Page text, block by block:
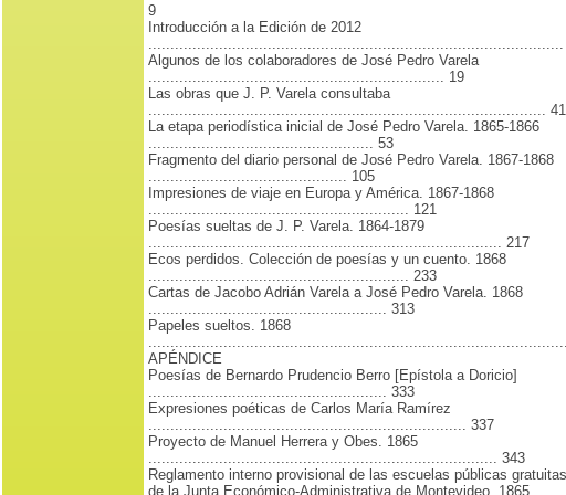
9
Introducción a la Edición de 2012
..............................................................................................
Algunos de los colaboradores de José Pedro Varela
................................................................... 19
Las obras que J. P. Varela consultaba
.......................................................................................... 41
La etapa periodística inicial de José Pedro Varela. 1865-1866
................................................... 53
Fragmento del diario personal de José Pedro Varela. 1867-1868
............................................. 105
Impresiones de viaje en Europa y América. 1867-1868
........................................................... 121
Poesías sueltas de J. P. Varela. 1864-1879
................................................................................ 217
Ecos perdidos. Colección de poesías y un cuento. 1868
........................................................... 233
Cartas de Jacobo Adrián Varela a José Pedro Varela. 1868
...................................................... 313
Papeles sueltos. 1868
APÉNDICE
Poesías de Bernardo Prudencio Berro [Epístola a Doricio]
...................................................... 333
Expresiones poéticas de Carlos María Ramírez
........................................................................ 337
Proyecto de Manuel Herrera y Obes. 1865
............................................................................... 343
Reglamento interno provisional de las escuelas públicas gratuitas
de la Junta Económico-Administrativa de Montevideo. 1865